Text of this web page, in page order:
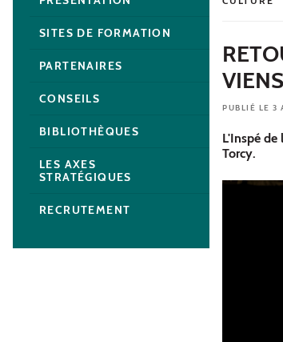
PUBLIÉ LE 3
L'Inspé de
Torcy.
SITES DE FORMATION
PARTENAIRES
CONSEILS
BIBLIOTHÈQUES
LES AXES
STRATÉGIQUES
RECRUTEMENT